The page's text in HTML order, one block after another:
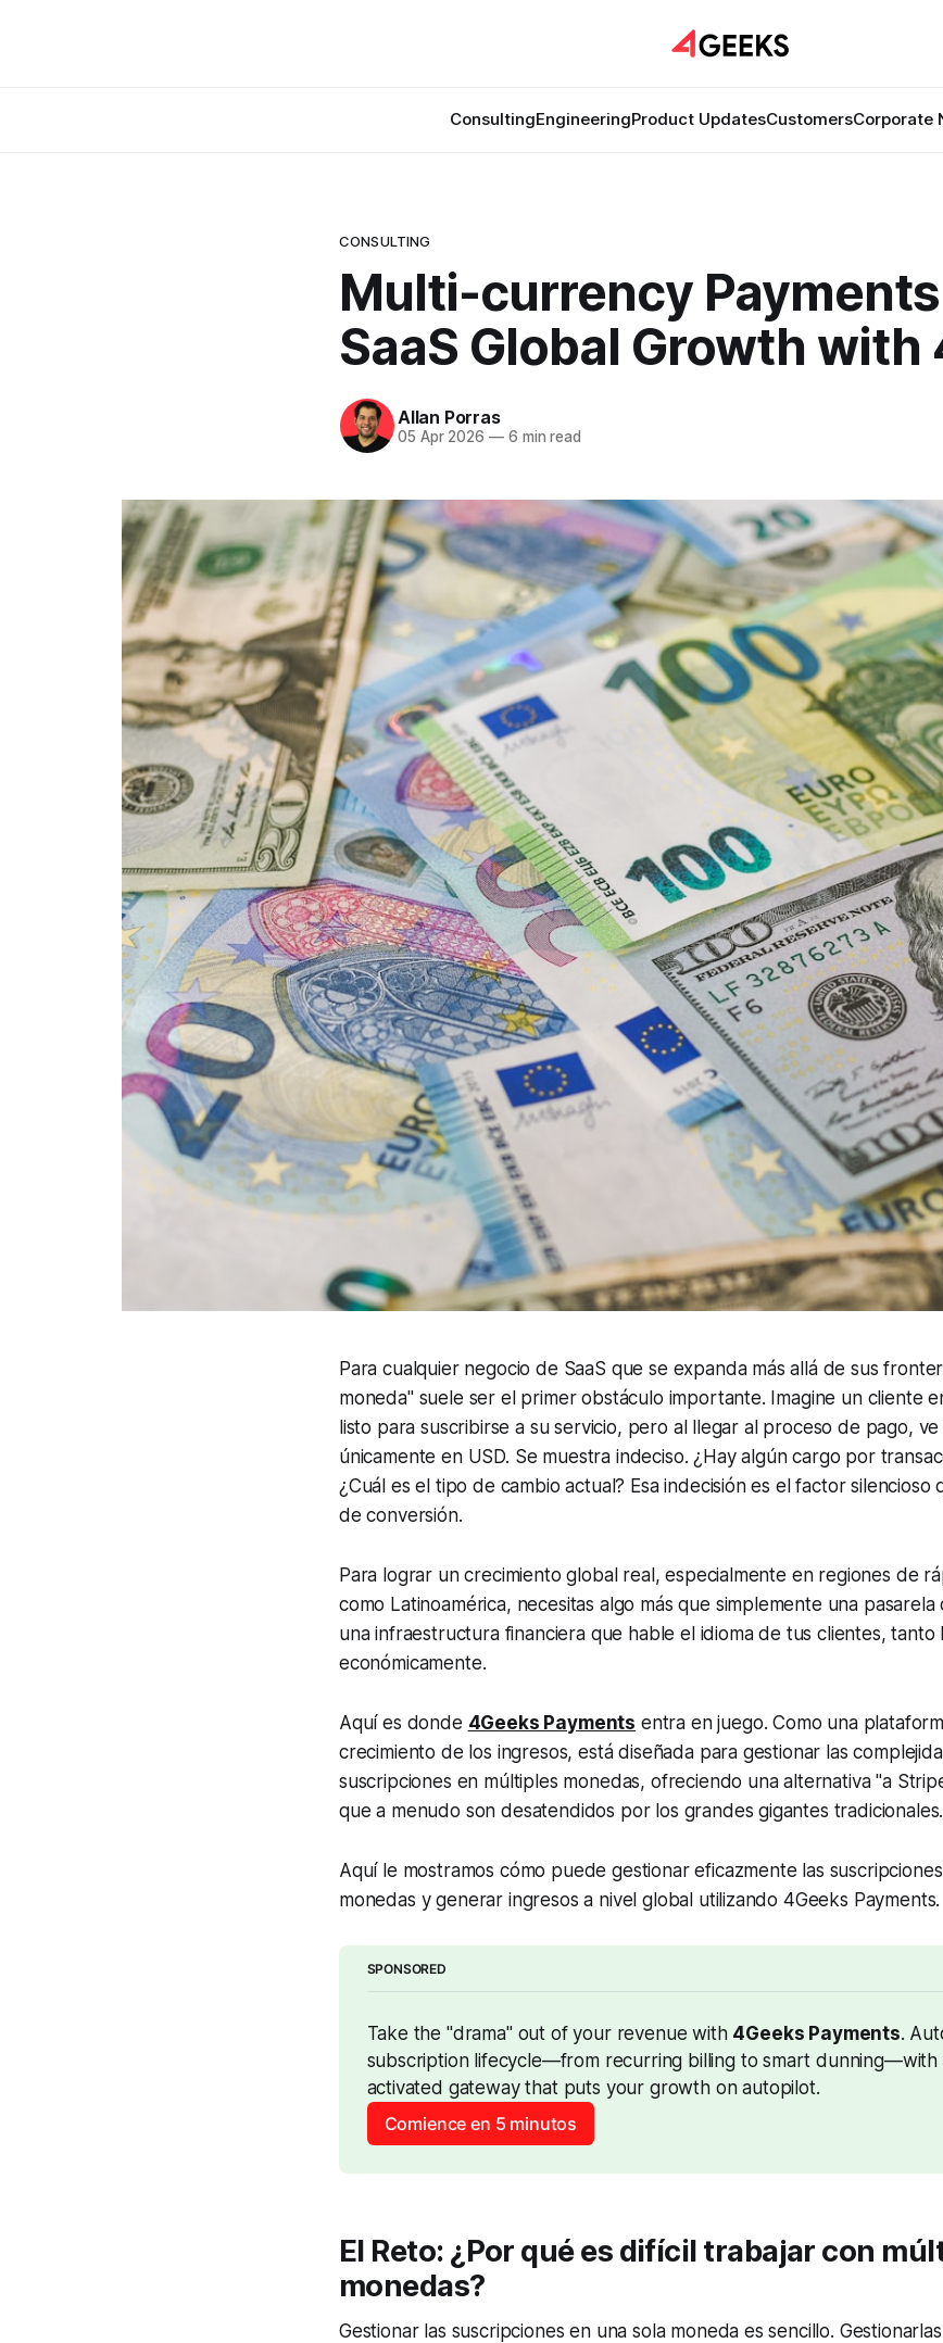
ConsultingEngineeringProduct UpdatesCustomersCorporate
CONSULTING
Multi-currency
SaaS Global Growth with
Allan Porras
05 Apr 2026 —6 min read
Para cualquier negocio de SaaS que se expanda más allá de sus
moneda" suele ser el primer obstáculo importante. Imagine un cliente
listo para suscribirse a su servicio, pero al llegar al proceso de pago,
únicamente en USD. Se muestra indeciso. ¿Hay algún cargo por
¿Cuál es el tipo de cambio actual? Esa indecisión es el factor silencioso
de conversión.
Para lograr un crecimiento global real, especialmente en regiones de
como Latinoamérica, necesitas algo más que simplemente una pasarela
una infraestructura financiera que hable el idioma de tus clientes, tanto
económicamente.
Aquí es donde 4Geeks Payments entra en juego. Como una
crecimiento de los ingresos, está diseñada para gestionar las
suscripciones en múltiples monedas, ofreciendo una alternativa "a
que a menudo son desatendidos por los grandes gigantes tradicionales.
Aquí le mostramos cómo puede gestionar eficazmente las
monedas y generar ingresos a nivel global utilizando 4Geeks Payments.
SPONSORED
Take the "drama" out of your revenue with 4Geeks Payments.
subscription lifecycle—from recurring billing to smart dunning—with
activated gateway that puts your growth on autopilot.
Comience en 5 minutos
El Reto: ¿Por qué es difícil trabajar con
monedas?
Gestionar las suscripciones en una sola moneda es sencillo.